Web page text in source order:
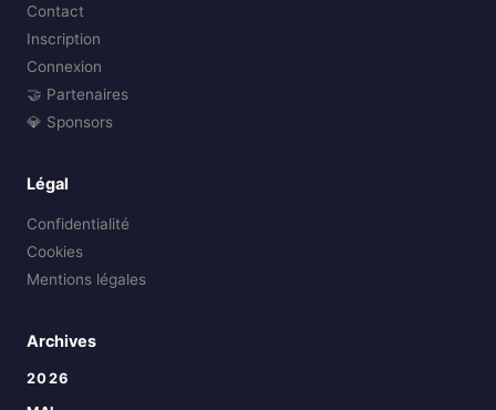
Contact
Inscription
Connexion
🤝 Partenaires
💎 Sponsors
Légal
Confidentialité
Cookies
Mentions légales
Archives
2026